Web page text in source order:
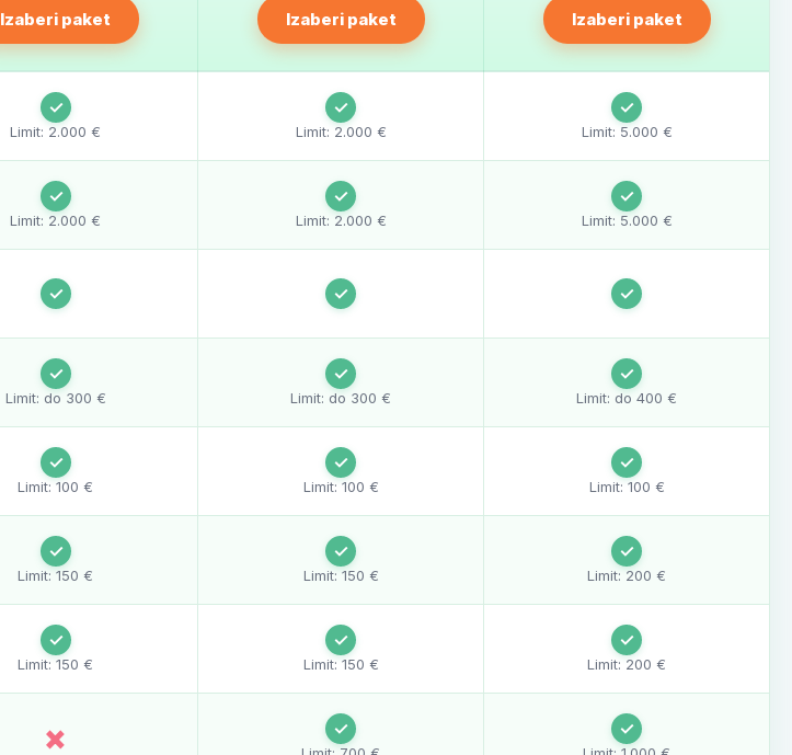
Izaberi paket Izaberi paket Izaberi paket
✓
Limit: 2.000 €
✓
Limit: 2.000 €
✓
Limit: 5.000 €
✓
Limit: 2.000 €
✓
Limit: 2.000 €
✓
Limit: 5.000 €
✓ ✓ ✓
✓
Limit: do 300 €
✓
Limit: do 300 €
✓
Limit: do 400 €
✓
Limit: 100 €
✓
Limit: 100 €
✓
Limit: 100 €
✓
Limit: 150 €
✓
Limit: 150 €
✓
Limit: 200 €
✓
Limit: 150 €
✓
Limit: 150 €
✓
Limit: 200 €
× ✓ ✓